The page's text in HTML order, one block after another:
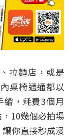
拉麵店，或是
桌椅通通都以
，耗費3個月
10幾個必拍場
你直接秒成漫